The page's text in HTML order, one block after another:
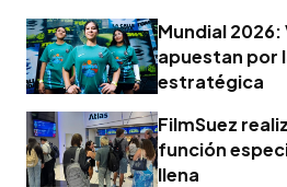
Mundial 2026:
apuestan por
estratégica
FilmSuez
función
llena